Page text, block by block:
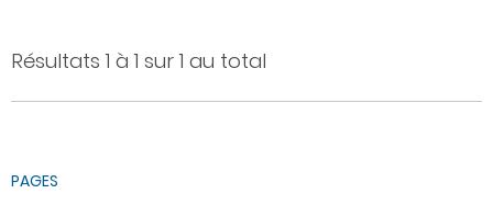
Résultats 1 à 1 sur 1 au total
PAGES